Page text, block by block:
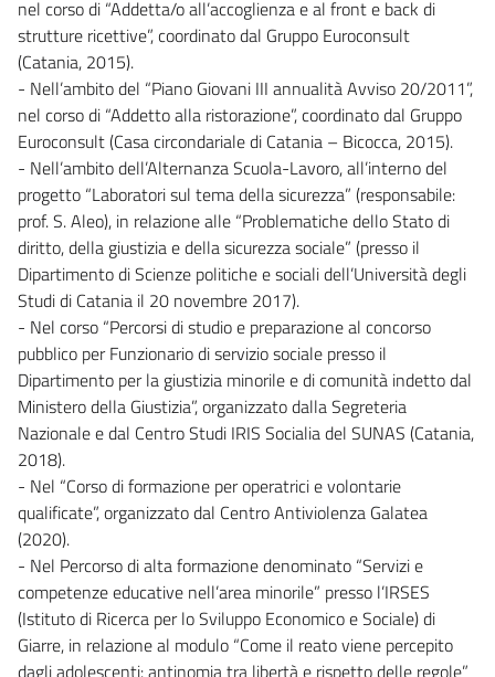
nel corso di “Addetta/o all’accoglienza e al front e back di
strutture ricettive”, coordinato dal Gruppo Euroconsult
(Catania, 2015).
- Nell’ambito del “Piano Giovani III annualità Avviso 20/2011”,
nel corso di “Addetto alla ristorazione”, coordinato dal Gruppo
Euroconsult (Casa circondariale di Catania – Bicocca, 2015).
- Nell’ambito dell’Alternanza Scuola-Lavoro, all’interno del
progetto “Laboratori sul tema della sicurezza” (responsabile:
prof. S. Aleo), in relazione alle “Problematiche dello Stato di
diritto, della giustizia e della sicurezza sociale” (presso il
Dipartimento di Scienze politiche e sociali dell’Università degli
Studi di Catania il 20 novembre 2017).
- Nel corso “Percorsi di studio e preparazione al concorso
pubblico per Funzionario di servizio sociale presso il
Dipartimento per la giustizia minorile e di comunità indetto dal
Ministero della Giustizia”, organizzato dalla Segreteria
Nazionale e dal Centro Studi IRIS Socialia del SUNAS (Catania,
2018).
- Nel “Corso di formazione per operatrici e volontarie
qualificate”, organizzato dal Centro Antiviolenza Galatea
(2020).
- Nel Percorso di alta formazione denominato “Servizi e
competenze educative nell’area minorile” presso l’IRSES
(Istituto di Ricerca per lo Sviluppo Economico e Sociale) di
Giarre, in relazione al modulo “Come il reato viene percepito
dagli adolescenti: antinomia tra libertà e rispetto delle regole”